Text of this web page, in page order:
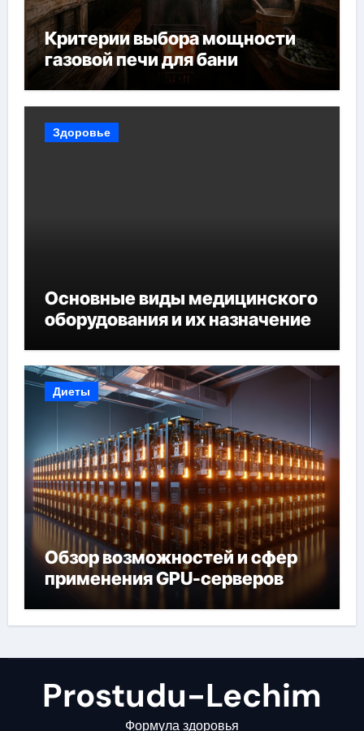
Критерии выбора мощности
газовой печи для бани
Здоровье
Основные виды медицинского
оборудования и их назначение
Диеты
Обзор возможностей и сфер
применения GPU-серверов
Prostudu-Lechim
Формула здоровья